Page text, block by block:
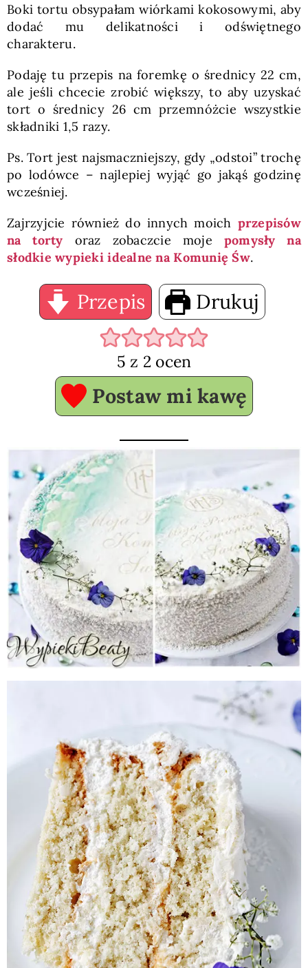
Boki tortu obsypałam wiórkami kokosowymi, aby
dodać mu delikatności i odświętnego
charakteru.
Podaję tu przepis na foremkę o średnicy 22 cm,
ale jeśli chcecie zrobić większy, to aby uzyskać
tort o średnicy 26 cm przemnóżcie wszystkie
składniki 1,5 razy.
Ps. Tort jest najsmaczniejszy, gdy „odstoi” trochę
po lodówce – najlepiej wyjąć go jakąś godzinę
wcześniej.
Zajrzyjcie również do innych moich przepisów
na torty oraz zobaczcie moje pomysły na
słodkie wypieki idealne na Komunię Św.
Przepis Drukuj
5 z 2 ocen
Postaw mi kawę